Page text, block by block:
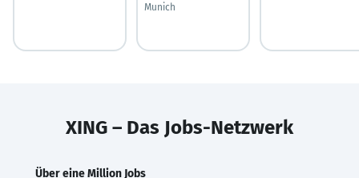
Munich
XING – Das Jobs-Netzwerk
Über eine Million Jobs